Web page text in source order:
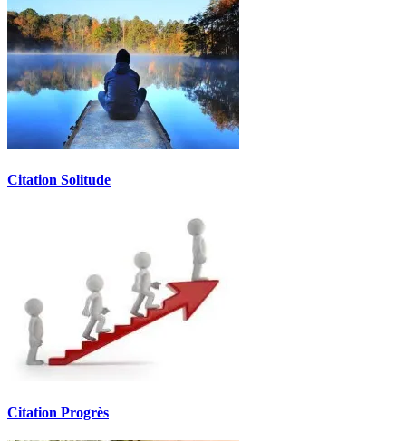
Citation Solitude
Citation Progrès